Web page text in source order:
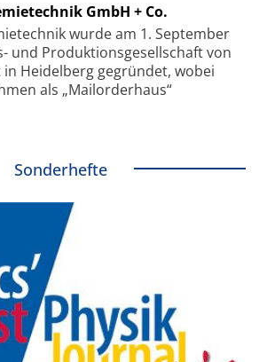
GmbH + Co.
wurde am 1. September
und Produktionsgesellschaft von
in Heidelberg gegründet, wobei
als „Mailorderhaus“
Sonderhefte